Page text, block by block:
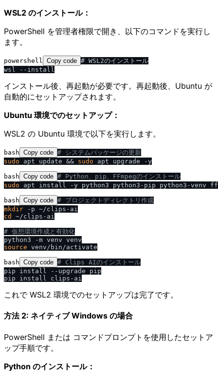
WSL2 のインストール：
PowerShell を管理者権限で開き、以下のコマンドを実行し
ます。
powershell Copy code # WSL2のインストール
インストール後、再起動が必要です。再起動後、Ubuntu が
自動的にセットアップされます。
Ubuntu 環境でのセットアップ：
WSL2 の Ubuntu 環境で以下を実行します。
bash Copy code # システムパッケージの更新
sudo apt update && sudo
bash Copy code # Python、pip、FFmpegのインストール
sudo
bash Copy code # プロジェクトディレクトリ作成
mkdir
cd
~/clips-ai
# 仮想環境作成と有効化
source
bash Copy code # Clips AIのインストール
pip install --upgrade pip
これで WSL2 環境でのセットアップは完了です。
方法 2: ネイティブ Windows の場合
PowerShell または コマンドプロンプトを使用したセットア
ップ手順です。
Python のインストール：